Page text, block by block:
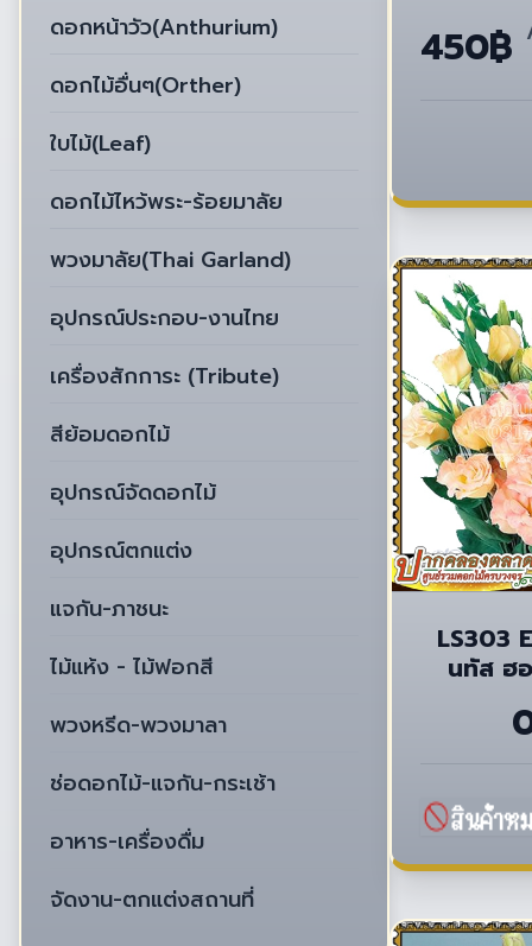
ดอกหน้าวัว(Anthurium)
ดอกไม้อื่นๆ(Orther)
ใบไม้(Leaf)
ดอกไม้ไหว้พระ-ร้อยมาลัย
พวงมาลัย(Thai Garland)
อุปกรณ์ประกอบ-งานไทย
เครื่องสักการะ (Tribute)
สีย้อมดอกไม้
อุปกรณ์จัดดอกไม้
อุปกรณ์ตกแต่ง
แจกัน-ภาชนะ
ไม้แห้ง - ไม้ฟอกสี
พวงหรีด-พวงมาลา
ช่อดอกไม้-แจกัน-กระเช้า
อาหาร-เครื่องดื่ม
จัดงาน-ตกแต่งสถานที่
450฿
LS303
นทัส ฮ